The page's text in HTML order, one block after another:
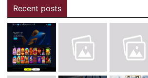
Recent posts